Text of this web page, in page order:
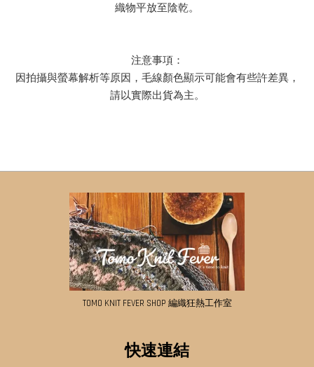
織物平放至陰乾。
注意事項：
因拍攝與螢幕解析等原因，毛線顏色顯示可能會有些許差異，
請以實際出貨為主。
TOMO KNIT FEVER SHOP 編織狂熱工作室
快速連結